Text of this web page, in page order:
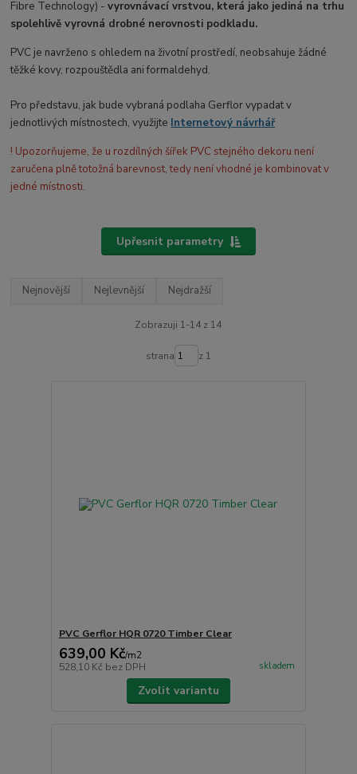
Fibre Technology) -vyrovnávací vrstvou, která jako jediná na trhu
spolehlivě vyrovná drobné nerovnosti podkladu.
PVC je navrženo s ohledem na životní prostředí, neobsahuje žádné
těžké kovy, rozpouštědla ani formaldehyd.
Pro představu, jak bude vybraná podlaha Gerflor vypadat v
jednotlivých místnostech, využijte Internetový návrhář
! Upozorňujeme, že u rozdílných šířek PVC stejného dekoru není
zaručena plně totožná barevnost, tedy není vhodné je kombinovat v
jedné místnosti.
Upřesnit parametry
Nejnovější Nejlevnější Nejdražší
Zobrazuji 1-14 z 14
strana z 1
PVC Gerflor HQR 0720 Timber Clear
639,00 Kč/m2
528,10 Kč bez DPH skladem
Zvolit variantu